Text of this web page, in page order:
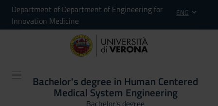
Department of Department of Engineering for
Innovation Medicine
ENG
Bachelor's degree in Human Centered
Medical System Engineering
Bachelor's degree